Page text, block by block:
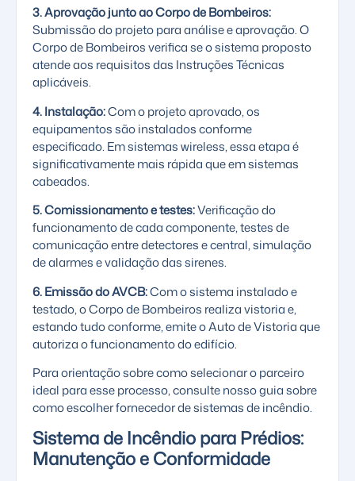
3. Aprovação junto ao Corpo de Bombeiros:
Submissão do projeto para análise e aprovação. O
Corpo de Bombeiros verifica se o sistema proposto
atende aos requisitos das Instruções Técnicas
aplicáveis.
4. Instalação:Com o projeto aprovado, os
equipamentos são instalados conforme
especificado. Em sistemas wireless, essa etapa é
significativamente mais rápida que em sistemas
cabeados.
5. Comissionamento e testes:Verificação do
funcionamento de cada componente, testes de
comunicação entre detectores e central, simulação
de alarmes e validação das sirenes.
6. Emissão do AVCB:Com o sistema instalado e
testado, o Corpo de Bombeiros realiza vistoria e,
estando tudo conforme, emite o Auto de Vistoria que
autoriza o funcionamento do edifício.
Para orientação sobre como selecionar o parceiro
ideal para esse processo, consulte nosso guia sobre
como escolher fornecedor de sistemas de incêndio.
Sistema de Incêndio para Prédios:
Manutenção e Conformidade